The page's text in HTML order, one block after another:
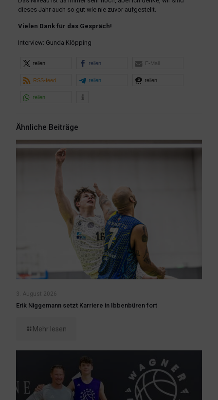
dieses Jahr auch so gut wie nie zuvor aufgestellt.
Vielen Dank für das Gespräch!
Interview: Gunda Klöpping
teilen teilen E-Mail
RSS-feed teilen teilen
teilen
Ähnliche Beiträge
3. August 2026
Erik Niggemann setzt Karriere in Ibbenbüren fort
Mehr lesen